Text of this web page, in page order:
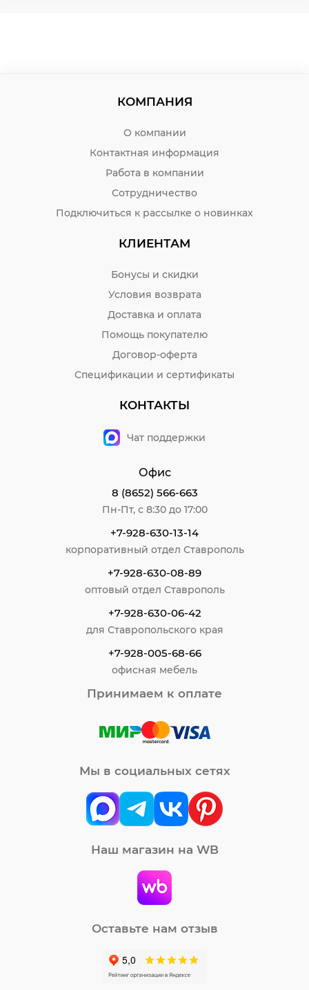
КОМПАНИЯ
О компании
Контактная информация
Работа в компании
Сотрудничество
Подключиться к рассылке о новинках
КЛИЕНТАМ
Бонусы и скидки
Условия возврата
Доставка и оплата
Помощь покупателю
Договор-оферта
Спецификации и сертификаты
КОНТАКТЫ
Чат поддержки
Офис
8 (8652) 566-663
Пн-Пт, с 8:30 до 17:00
+7-928-630-13-14
корпоративный отдел Ставрополь
+7-928-630-08-89
оптовый отдел Ставрополь
+7-928-630-06-42
для Ставропольского края
+7-928-005-68-66
офисная мебель
Принимаем к оплате
Мы в социальных сетях
Наш магазин на WB
Оставьте нам отзыв